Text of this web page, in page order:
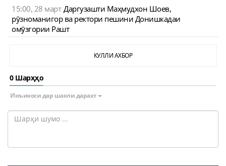
15:00, 28 март Даргузашти Маҳмудхон Шоев,
рӯзноманигор ва ректори пешини Донишкадаи
омӯзгории Рашт
КУЛЛИ АХБОР
0 Шарҳҳо
Инъикоси дар шакли дарахт